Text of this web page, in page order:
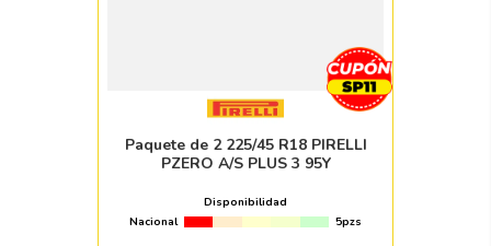
Paquete de 2 225/45 R18 PIRELLI
PZERO A/S PLUS 3 95Y
Disponibilidad
Nacional
5pzs